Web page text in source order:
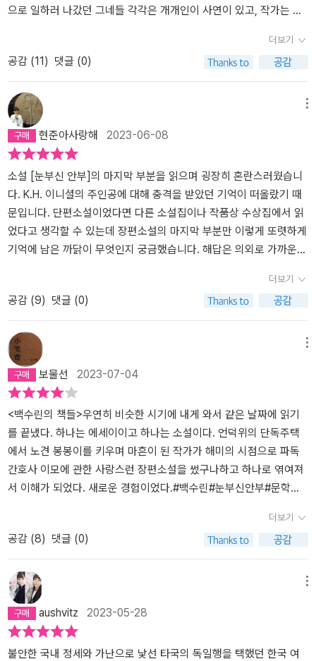
한수를 떠올린다. 선자 이모의 죽음과 한수가 보낸 택배, 독일에서 걸
자 이모의 일기장을 상자에 넣어둔 채 잊고 있었다. 선자 이모를 위해
‘K.H’를 찾았다는 거짓말과 ‘K.H’인 척 편지를 보낸 사실까지. 해미는
다시 하나씩 이모의 일기장을 읽으면서 국회도서관에서 1970년대
독일로 건너간 간호사의 기록을 찾는다. 저마다의 이유로 독일로 온
사연, 취업과 돈을 벌기 위해 독일로 건너간 이들도 많았지만 선자 이
모는 아니었다. 선자 이모는 본인이 원해서 독일을 선택한 것이다. 해
미는 선자 이모의 고향인 인천과 다녔던 교회를 수소문하면서 ‘K.H’에
대한 단서를 찾는다. 그러다 이모가 문학잡지를 만들었다는 걸 알게
된다. 독일에서 처음 읽었을 때 그냥 지나친 문장이나 선자 이모의 감
정을 온전히 읽게 된다. 선자 이모가 일기장에 적어 두었던 루이제 린
저의 『생의 한가운데』 속 문장(아무것도 아직 결정되지 않았어. 우리
는 우리가 원하는 것이 될 수 있어.)의 의미를 말이다. 『눈부신 안부』
야기와 선자 이모의 첫사랑 찾기가 중요한 소설로 볼 수 있다. 하지만
내게는 상실과 슬픔을 어루만지고 조금씩 나아지는 과정을 보여주는
소설이었다. 어린 해미가 사고로 언니를 잃고 언니의 나이를 지나 어
른이 되면서 겪은 감정은 큰언니를 떠나보내고 언니의 나이를 지나
살고 있는 나와 겹쳐졌다. 선자 이모가 첫사랑과 이별하고 독일에서
지낸 시간도 다르지 않았을 것이다. 충분히 슬퍼하고 그리워하는 일,
그 모든 걸 나누며 곁을 지켜주는 이들이 있다는 것, 그래서 나아갈 수
있다는 것 말이다. 해미가 언니에게 전한 말처럼. 서툴다고 여기며 전
했던 그들의 안부와 위로가 이제 와 보니 얼마나 눈부시고 아름다운
지 알게 된다. “언니, 사람의 마음엔 대체 무슨 힘이 있어서 결국엔 자
꾸자꾸 나아지는 쪽으로 뻗어가?” (109쪽)백수린은 여전히 고요하
고 담담한 어투로 다정함을 건넨다. 그 다정함은 마냥 부드러운 건 아
가에게 건네기를 바라기 때문일 것이다. 어쩔 수 없는 이별과 작별을
맞이하며 살아가야 하는 생에 있어 그런 다정함이 꼭 필요하다고 말
이다. *k.h의 존재가 짐작을 벗어나지 않아 아쉬웠다.
해미도 기억하지 못하는 이야기를 꺼냈어. 해미가대학 시절에 이야기
미는 전혀 기억에없었지만, 작가를 준비하고 있던 해미는 이모의 이
야기를 써볼까? 하는생각을 하게 되었어.….해미는 세 자매였는데 서
울로이사 오게 되었어. 그런데 서울에 이사온 지 얼마 안되어 해미의
언니 해리가 그만 가스폭발 사고로 죽고말았단다. 당시 해리는 중학
생의 어린 나이였고, 가스폭발사고가난 지점은 평상시 해리가 다니지
않는 길이라서 부모님들은 더욱 이 사고를 믿을 수 없었고, 해리에게
왜 그 길을 갔냐고 물어볼 수도 없었어. 이미 별이 되었으니… 이가스
폭발사고가 1994년에 일어났는데, 소설 속에서 동네이름은 나오지
않지만 실제로 있었던 아현동 가스폭발사고를 모티브를 한 것 같구
나. 서울 도심 한 복판에서그런 가스폭발사고로 많은 사람들이 죽을
수 있다는 사실에 무척 놀랬던 기억이 아빠도 아직 있단다.아무튼 그
렇게 해리가 죽고 집안분위기는 무척 안 좋아졌어. 엄마와 아빠 사이
어. 엄마도 서울에서 살고 있는 것이 하루하루가 고통이었어. 그래서
엄마는 해미와 동생 해나를 데리고 독일로 유학 가기로 했단다. 가스
폭발사고를아는 사람이 없는 곳에서 살면서 공부를 하다 보면 잊혀질
수 있을 거라 생각했겠지. 그래서 해미는 1995년 13살 때 엄마와 해
나와 함께 독일로 갔단다. 왜 독일이냐면, 해미의 이모가 독일에 살고
계셨거든. 2.독일에 도착해서 이모와 만나고자리를 잡을 동안 이모와
함께 생활했어. 이모는 의사로 일하셨는데, 처음부터의사는 아니었
고, 간호사로 일하다가 의사가 되셨단다. 1970년대우리나라는 우리
나라의 젊은 노동력을 해외에 보내면서 외화벌이를 했단다. 그 중에
대표적인 것이 독일로보낸 광부와 간호사였단다. 당시 독일에서는 광
부와 간호사라는 직업을 꺼렸기 때문에 그 부족 인원을 우리나라광부
와 간호사들에 채웠던 거란다. 일을 마치고 다시 한국으로 돌아오신
나라 현대사의슬픈 단면을 보여주는 역사야.해미의 이모도 파독 간호
사였다가나중에 더 공부를 하셔서 의사가 되신 거야. 그래서 독일에
계신 이모의 지인분들은 대부분 전현직 간호사란다. 해미는 이모의
지인분들의 아이들과 친구가 되었어. 그 중에 레나와한수가 특히 친
한 친구였단다. 한수의 부모님은 이혼을 해서 엄마와 둘이 살고 있었
어. 해미는 한수의 엄마를 선자 이모라고 불렀단다. 선자 이모가 뇌종
양투병 중이신데, 한수는 엄마를 위해서 엄마의 첫사랑을 찾아주고
싶어했어. 그러면 엄마가 그 병을 이겨낼 거라 생각했지. 그런데 한수
게 파란 빛깔의 안부일까. 궁금증은 더 커져만 갔고 읽을수록 이야기
이었다.​소설을 읽는 여러 이유가 있겠지만 나에게 소설 읽기란 사람
을 깊이 이해하기 위한 것과 내가 경험해 보지 못한 삶에 대한 이해가
되겠다. 하지만 그것으로 끝난다면 그저 읽기에 지나지 않겠지만 소
설을 통해 만난 사람들과 환경에 대한 이해와 깨달음을 내 삶에서 녹
여내는 것, 그것이 소설을 읽은 나에게 주어진 내 삶의 과제가 되는 것
이다. <눈부신 안부>는 내가 접해보지 못한 참사 유가족의 삶과 독일
파견 간호 노동자의 삶이 등장하는데 주인공 해미의 눈으로 그들의
삶을 가까이에서 들여다볼 수 있어서 참 특별한 시간이었다. 파독 간
호사(책의 표현) 중에는 가족들을 부양하기 위해 떠난 사람도 있지만
자유를 찾아서, 그리고 좋아하는 루이제 린저의 <생의 한가운데>에
깊은 영향을 받아 설레는 마음으로 독일에 간 사람도 있었음을 이번
기회가 아니었다면 어떻게 알 수 있었을까. 지금까지 한 가지 사건의
산 것은 아닐까 돌아보게 되었다. '게으른 사람들은 자기가 알지 못하
는 걸 배우려고 하는 대신 자기가 아는 단 한 가지 색깔로 모르는 것까
지 똑같이 칠해버리려 하거든.' (106쪽)​열두 살이 되던 해에 가스 폭
발 사고로 언니를 잃은 해미는 그 사건을 통해 사이가 멀어진 부모님
이 잠시 떨어져 있게 되면서 독일로 유학을 떠나는 엄마를 따라 동생
해나와 함께 가게 된다. 그곳에서 친이모인 행자 이모를 만나게 되면
서 파독 간호사로 고국을 떠났던 마리아 이모, 선자 이모 등 여러 이모
를 만나게 되고 그녀들의 딸과 아들인 레나, 한수와 친하게 지내게 되
면서 언니를 잃은 아픔과 죄책감의 슬픔에서 조금씩 벗어나게 된다.
그리고, 암에 걸린 선자 이모의 첫사랑을 찾아주기 위해 그녀의 아들
한수는 해미, 레나에게 도움을 요청하게 되고 그들은 선자 이모의 일
기를 훔쳐 읽으며 K.H. 라는 이니셜의 단서를 찾기 위해 고군분투하
는 것은 거짓말을 거듭하면서 내가 무엇을 거짓으로 말했는지가 헷갈
리기 시작한다는 사실뿐이었다.' (34쪽)​해미는 엄마와 아빠, 그리고
주변 사람들이 슬퍼하는 것이 힘들어 독일 생활을 하면서 계속 거짓
말을 하게 되는데 “거짓말”은 내가 주의깊게 본 이 소설의 전체적인
흐름의 주요 키워드이다. 주변 사람들이 힘들어하는 것이 견디기 힘
들어 해미가 선택한 것이 거짓말이었고, 그것은 해미 자신이 살기 위
해 선택한 수단이었다. 거짓말 덕분에 모두가 편안하고, 해미도 거짓
말에 숨어 보호받는 듯 보였지만 결국 그것이 해미 인생의 덫이 되었
으로 일하러 나갔던 그네들 각각은 개개인이 사연이 있고, 작가는 이
동생과 함께 파독간호사로 독일로 갔던 이모가 사는 독일로 가면서
시작된다. 그곳에서 해미는 다른 파독간호사들의 사연을 접하게 되
고, 그 이모들의 품에서 서서히 상처를 치유해간다. 그 때 뇌종양에 걸
린 선자이모의 첫사랑을 찾는 미션을 친구와 함께 수행하게 되면서
이모들의 삶에 점차 접근해가게 된다.이 소설에서 선자 이모의 삶은 1
0대의 해미의 시점에서 한 번 읽혀지고, 성인이 된 후 해미의 시점에
서 다시 읽혀진다. 해미의 성장과 치유와 더불어 선자 이모의 진정한
첫사랑과 그 사랑이 상실되는 이유까지, 아마도 해미가 성장했기에
이해할 수 있었던 사연들이 아름답게 그려진다. 차분하게 그려지는
서사 속에서의 성장과 치유. 아름답다는 말이 결코 모자라지 않는 소
설이다.
더보기
공감 (11) 댓글 (0)
현준아사랑해 2023-06-08
소설 [눈부신 안부]의 마지막 부분을 읽으며 굉장히 혼란스러웠습니
다. K.H. 이니셜의 주인공에 대해 충격을 받았던 기억이 떠올랐기 때
문입니다. 단편소설이었다면 다른 소설집이나 작품상 수상집에서 읽
었다고 생각할 수 있는데 장편소설의 마지막 부분만 이렇게 또렷하게
기억에 남은 까닭이 무엇인지 궁금했습니다. 해답은 의외로 가까운
간 문학동네]에 연재하던 소설이라는 글을 발견하자마자 정말 거짓말
처럼 계간지에 연재 된 이 소설의 완결편이 어느 위치에 실려져 있었
는지까지 기억이 났습니다. 열세 살이 된 겨울부터 열다섯 살이 된 겨
울까지 독일에서 살다 다시 귀국해야만 했던 해미의 눈으로 쓰여진
과거의 이야기와 어느 날 우연히 헝가리 출신 사진작가의 전시회장에
서 10여 년 만에 재회하게 된 우재와의 현재의 만남이 너무나 자연스
럽게 교차하며 소설은 아픈 과거의 시간으로, 잊고 있던 추억속으로,
놓치고 있던 인연의 그 단단하고도 찬란한 계절로 우리를 초대합니
다. 해미는 기자 생활을 하다 퇴사를 했습니다. 이사와 전학과 사고와
독일로의 떠남과 다시 돌아와 힘들었던 시간을 겪은 해미가 10여 년
전 대학에 막 입학해 한적해 보이는 문학 동아리에서 들어가 처음 만
났던 우재는 약대를 나와 약사가 되었습니다. 우재는 고향인 제주도
가 동아리 종강 엠티를 제주도에서 했을 때 단둘이 바닷가를 산책하
며 나눴던 이야기를 꺼내며 ‘언젠가 그럴 마음이 생겨서 정말로 글을
쓰는 날이 온다면 이모 이야기를 쓰고 싶다고‘했던 해미의 말을 들려
줍니다. 이를 계기로 해미는 독일에 정착해 살고 있는 이모를 떠올리
고, 이모와 같은 파독간호사로 고국을 떠나 외로운 이국의 땅에서 살
아가던 이모들을 떠올립니다. 2남 2녀의 막내인 엄마는 이모를 늘 큰
언니라고 불렀습니다. 스물한 살 나이에 독일로 파견 된 간호조무사,
간호사로 떠났다가 차별과 무시를 극복하고 의사까지 되어 독일에 정
더보기
공감 (9) 댓글 (0)
보물선 2023-07-04
<백수린의 책들>우연히 비슷한 시기에 내게 와서 같은 날짜에 읽기
를 끝냈다. 하나는 에세이이고 하나는 소설이다. 언덕위의 단독주택
에서 노견 봉봉이를 키우며 마흔이 된 작가가 해미의 시점으로 파독
간호사 이모에 관한 사랑스런 장편소설을 썼구나하고 하나로 엮여져
서 이해가 되었다. 새로운 경험이었다.#백수린#눈부신안부#문학동
더보기
공감 (8) 댓글 (0)
aushvitz 2023-05-28
​불안한 국내 정세와 가난으로 낯선 타국의 독일행을 택했던 한국 여